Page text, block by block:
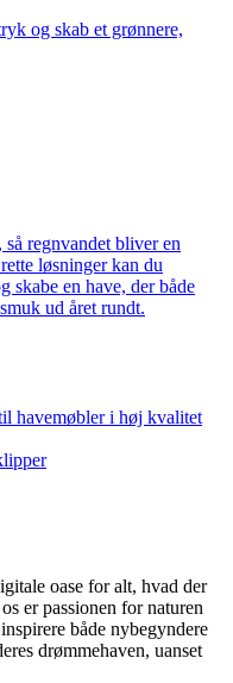
og skab et grønnere,
regnvandet bliver en
løsninger kan du
skabe en have, der både
ud året rundt.
havemøbler i høj kvalitet
oase for alt, hvad der
er passionen for naturen
både nybegyndere
drømmehaven, uanset